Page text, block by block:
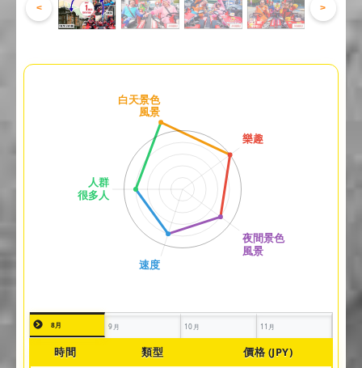
< >
8月 9月 10月 11月
時間 類型 價格 (JPY)